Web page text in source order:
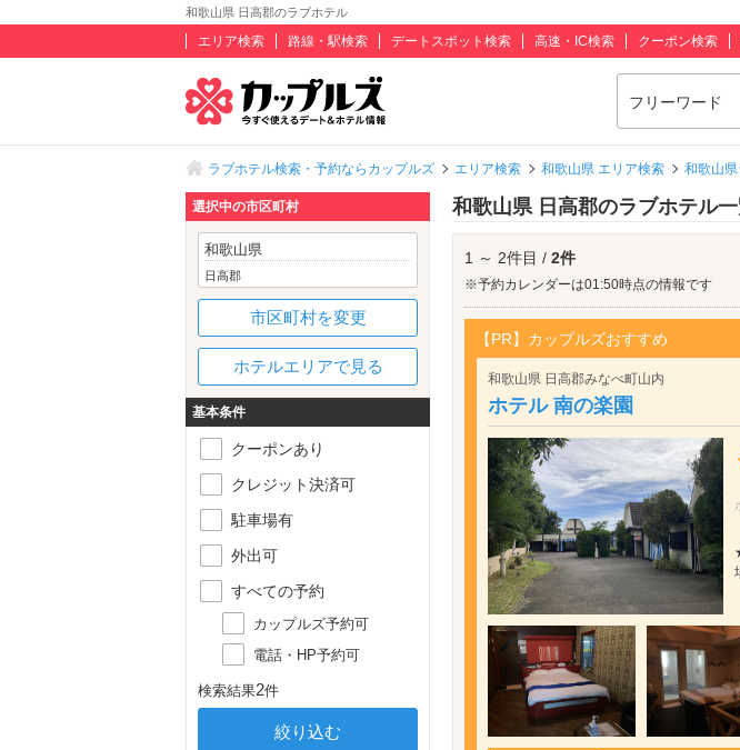
和歌山県 日高郡のラブホテル
エリア検索 路線・駅検索 デートスポット検索 高速・IC検索 クーポン検索
フリーワード
ラブホテル検索・予約ならカップルズ エリア検索 和歌山県 エリア検索 和歌山
和歌山県 日高郡のラブホテル
1 ～ 2件目 / 2件
※予約カレンダーは01:50時点の情報です
【PR】カップルズおすすめ
和歌山県 日高郡みなべ町山内
ホテル 南の楽園
選択中の市区町村
和歌山県
日高郡
市区町村を変更
ホテルエリアで見る
基本条件
クーポンあり
クレジット決済可
駐車場有
外出可
すべての予約
カップルズ予約可
電話・HP予約可
検索結果2件